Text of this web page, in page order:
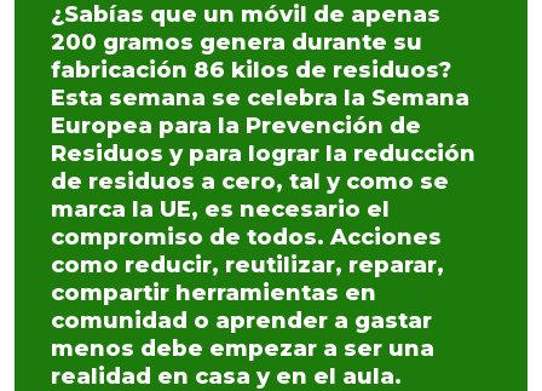
¿Sabías que un móvil de apenas
200 gramos genera durante su
fabricación 86 kilos de residuos?
Esta semana se celebra la Semana
Europea para la Prevención de
Residuos y para lograr la reducción
de residuos a cero, tal y como se
marca la UE, es necesario el
compromiso de todos. Acciones
como reducir, reutilizar, reparar,
compartir herramientas en
comunidad o aprender a gastar
menos debe empezar a ser una
realidad en casa y en el aula.